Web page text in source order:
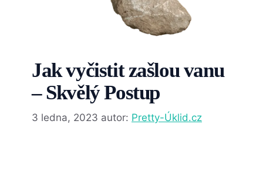
Jak vyčistit zašlou vanu
– Skvělý Postup
3 ledna, 2023 autor: Pretty-Úklid.cz